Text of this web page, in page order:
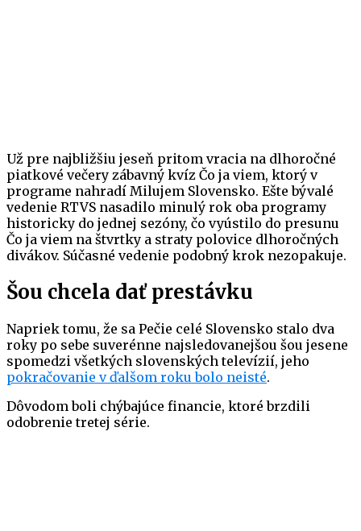
Už pre najbližšiu jeseň pritom vracia na dlhoročné
piatkové večery zábavný kvíz Čo ja viem, ktorý v
programe nahradí Milujem Slovensko. Ešte bývalé
vedenie RTVS nasadilo minulý rok oba programy
historicky do jednej sezóny, čo vyústilo do presunu
Čo ja viem na štvrtky a straty polovice dlhoročných
divákov. Súčasné vedenie podobný krok nezopakuje.
Šou chcela dať prestávku
Napriek tomu, že sa Pečie celé Slovensko stalo dva
roky po sebe suverénne najsledovanejšou šou jesene
spomedzi všetkých slovenských televízií, jeho
pokračovanie v ďalšom roku bolo neisté.
Dôvodom boli chýbajúce financie, ktoré brzdili
odobrenie tretej série.